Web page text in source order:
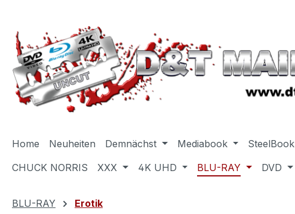
Home Neuheiten Demnächst Mediabook SteelBook
CHUCK NORRIS
XXX 4K UHD BLU-RAY DVD
BLU-RAY Erotik